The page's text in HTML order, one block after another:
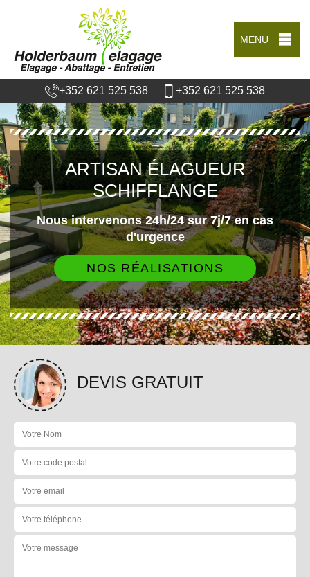
MENU
+352 621 525 538 +352 621 525 538
ARTISAN ÉLAGUEUR
SCHIFFLANGE
Nous intervenons 24h/24 sur 7j/7 en cas
d'urgence
NOS RÉALISATIONS
DEVIS GRATUIT